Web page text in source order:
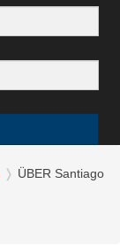
ÜBER Santiago